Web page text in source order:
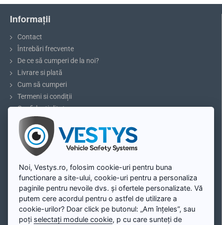
simplă la camera aleasă.
Informații
Contact
Întrebări frecvente
De ce să cumperi de la noi?
Livrare si plată
Cum să cumperi
Termeni si condiții
Confidențialitate
Reclamații și retururi
5 sfaturi pentru parcare sau marșarier
Blog
Contul meu
Contul meu
Înregistrare
Autentificare
Harta site-ului
Noi, Vestys.ro, folosim cookie-uri pentru buna
functionare a site-ului, cookie-uri pentru a personaliza
paginile pentru nevoile dvs. și ofertele personalizate. Vă
putem cere acordul pentru o astfel de utilizare a
cookie-urilor? Doar click pe butonul: „Am înțeles”, sau
poți selectați module cookie, p cu care sunteți de